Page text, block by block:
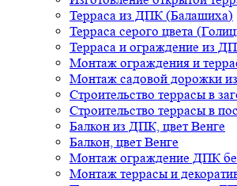
Терраса из ДПК (Балашиха)
Терраса серого цвета
Терраса и ограждение из
Монтаж ограждения и
Монтаж садовой дорожки
Строительство террасы в
Строительство террасы в
Балкон из ДПК, цвет Венге
Балкон, цвет Венге
Монтаж ограждение ДПК
Монтаж террасы и